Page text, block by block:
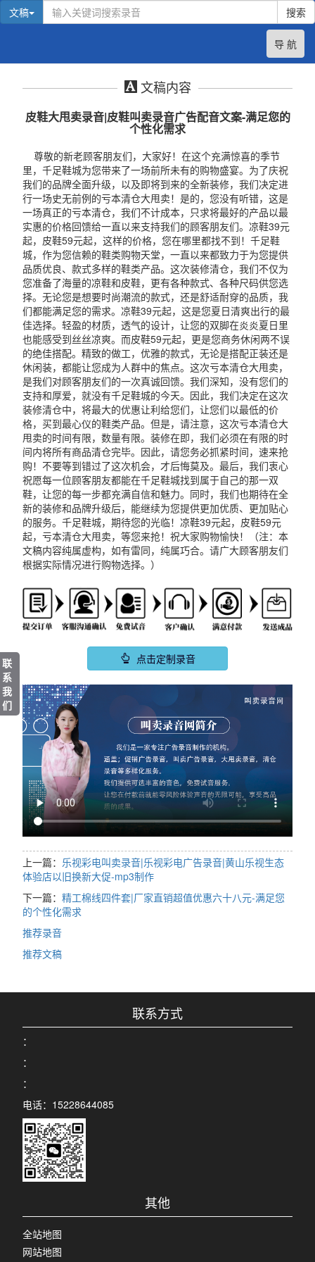
文稿 搜索
导 航
文稿内容
皮鞋大甩卖录音|皮鞋叫卖录音广告配音文案-满足您的
个性化需求
尊敬的新老顾客朋友们，大家好！在这个充满惊喜的季节
里，千足鞋城为您带来了一场前所未有的购物盛宴。为了庆祝
我们的品牌全面升级，以及即将到来的全新装修，我们决定进
行一场史无前例的亏本清仓大甩卖！是的，您没有听错，这是
一场真正的亏本清仓，我们不计成本，只求将最好的产品以最
实惠的价格回馈给一直以来支持我们的顾客朋友们。凉鞋39元
起，皮鞋59元起，这样的价格，您在哪里都找不到！千足鞋
城，作为您信赖的鞋类购物天堂，一直以来都致力于为您提供
品质优良、款式多样的鞋类产品。这次装修清仓，我们不仅为
您准备了海量的凉鞋和皮鞋，更有各种款式、各种尺码供您选
择。无论您是想要时尚潮流的款式，还是舒适耐穿的品质，我
们都能满足您的需求。凉鞋39元起，这是您夏日清爽出行的最
佳选择。轻盈的材质，透气的设计，让您的双脚在炎炎夏日里
也能感受到丝丝凉爽。而皮鞋59元起，更是您商务休闲两不误
的绝佳搭配。精致的做工，优雅的款式，无论是搭配正装还是
休闲装，都能让您成为人群中的焦点。这次亏本清仓大甩卖，
是我们对顾客朋友们的一次真诚回馈。我们深知，没有您们的
支持和厚爱，就没有千足鞋城的今天。因此，我们决定在这次
装修清仓中，将最大的优惠让利给您们，让您们以最低的价
格，买到最心仪的鞋类产品。但是，请注意，这次亏本清仓大
甩卖的时间有限，数量有限。装修在即，我们必须在有限的时
间内将所有商品清仓完毕。因此，请您务必抓紧时间，速来抢
购！不要等到错过了这次机会，才后悔莫及。最后，我们衷心
祝愿每一位顾客朋友都能在千足鞋城找到属于自己的那一双
鞋，让您的每一步都充满自信和魅力。同时，我们也期待在全
新的装修和品牌升级后，能继续为您提供更加优质、更加贴心
的服务。千足鞋城，期待您的光临！凉鞋39元起，皮鞋59元
起，亏本清仓大甩卖，等您来抢！祝大家购物愉快！（注：本
文稿内容纯属虚构，如有雷同，纯属巧合。请广大顾客朋友们
根据实际情况进行购物选择。）
点击定制录音
上一篇： 乐视彩电叫卖录音|乐视彩电广告录音|黄山乐视生态
体验店以旧换新大促-mp3制作
下一篇： 精工棉线四件套|厂家直销超值优惠六十八元-满足您
的个性化需求
推荐录音
推荐文稿
联系方式
：
：
：
电话：15228644085
其他
全站地图
网站地图
联
系
我
们